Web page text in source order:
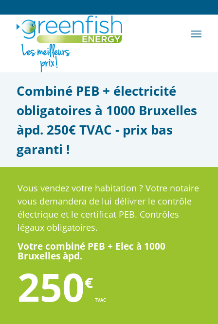
Combiné PEB + électricité
obligatoires à 1000 Bruxelles
àpd. 250€ TVAC - prix bas
garanti !
Vous vendez votre habitation ? Votre notaire
vous demandera de lui délivrer le contrôle
électrique et le certificat PEB. Contrôles
légaux obligatoires.
Votre combiné PEB + Elec à 1000
Bruxelles àpd.
250€
TVAC